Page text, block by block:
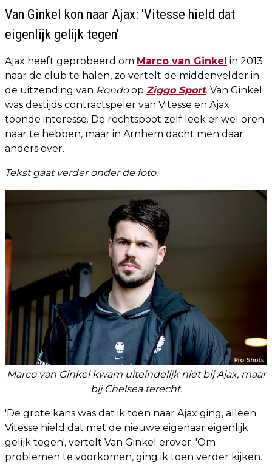
Van Ginkel kon naar Ajax: 'Vitesse hield dat
eigenlijk gelijk tegen'
Ajax heeft geprobeerd om Marco van Ginkel in 2013
naar de club te halen, zo vertelt de middenvelder in
de uitzending van Rondoop Ziggo Sport. Van Ginkel
was destijds contractspeler van Vitesse en Ajax
toonde interesse. De rechtspoot zelf leek er wel oren
naar te hebben, maar in Arnhem dacht men daar
anders over.
Tekst gaat verder onder de foto.
Marco van Ginkel kwam uiteindelijk niet bij Ajax, maar
bij Chelsea terecht.
'De grote kans was dat ik toen naar Ajax ging, alleen
Vitesse hield dat met de nieuwe eigenaar eigenlijk
gelijk tegen', vertelt Van Ginkel erover. 'Om
problemen te voorkomen, ging ik toen verder kijken.